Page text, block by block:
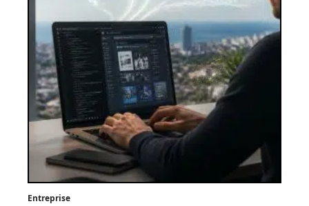
Entreprise